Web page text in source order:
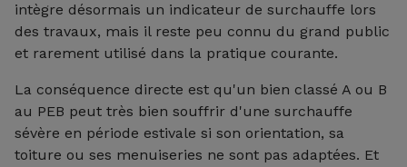
intègre désormais un indicateur de surchauffe lors
des travaux, mais il reste peu connu du grand public
et rarement utilisé dans la pratique courante.
La conséquence directe est qu'un bien classé A ou B
au PEB peut très bien souffrir d'une surchauffe
sévère en période estivale si son orientation, sa
toiture ou ses menuiseries ne sont pas adaptées. Et